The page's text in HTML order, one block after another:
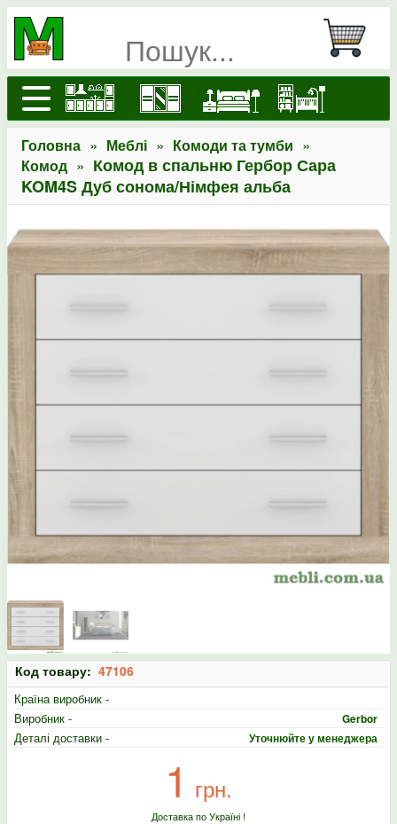
Головна » Меблі » Комоди та тумби »
Комод » Комод в спальню Гербор Сара
KOM4S Дуб сонома/Німфея альба
Код товару: 47106
Країна виробник -
Виробник -
Gerbor
Деталі доставки - Уточнюйте у менеджера
1 грн.
Доставка по Україні !